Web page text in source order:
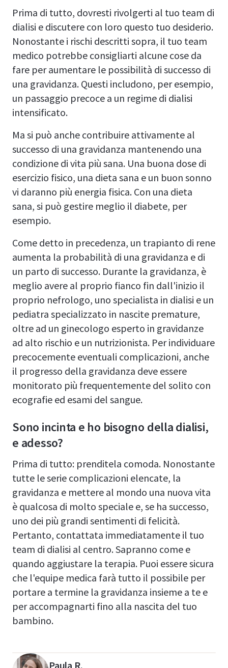
Prima di tutto, dovresti rivolgerti al tuo team di
dialisi e discutere con loro questo tuo desiderio.
Nonostante i rischi descritti sopra, il tuo team
medico potrebbe consigliarti alcune cose da
fare per aumentare le possibilità di successo di
una gravidanza. Questi includono, per esempio,
un passaggio precoce a un regime di dialisi
intensificato.
Ma si può anche contribuire attivamente al
successo di una gravidanza mantenendo una
condizione di vita più sana. Una buona dose di
esercizio fisico, una dieta sana e un buon sonno
vi daranno più energia fisica. Con una dieta
sana, si può gestire meglio il diabete, per
esempio.
Come detto in precedenza, un trapianto di rene
aumenta la probabilità di una gravidanza e di
un parto di successo. Durante la gravidanza, è
meglio avere al proprio fianco fin dall'inizio il
proprio nefrologo, uno specialista in dialisi e un
pediatra specializzato in nascite premature,
oltre ad un ginecologo esperto in gravidanze
ad alto rischio e un nutrizionista. Per individuare
precocemente eventuali complicazioni, anche
il progresso della gravidanza deve essere
monitorato più frequentemente del solito con
ecografie ed esami del sangue.
Sono incinta e ho bisogno della dialisi,
e adesso?
Prima di tutto: prenditela comoda. Nonostante
tutte le serie complicazioni elencate, la
gravidanza e mettere al mondo una nuova vita
è qualcosa di molto speciale e, se ha successo,
uno dei più grandi sentimenti di felicità.
Pertanto, contattata immediatamente il tuo
team di dialisi al centro. Sapranno come e
quando aggiustare la terapia. Puoi essere sicura
che l'equipe medica farà tutto il possibile per
portare a termine la gravidanza insieme a te e
per accompagnarti fino alla nascita del tuo
bambino.
Paula R.